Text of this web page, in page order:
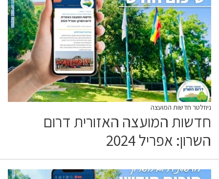
ניוזלטר חדשות המועצה
חדשות המועצה האזורית דרום
השרון: אפריל 2024